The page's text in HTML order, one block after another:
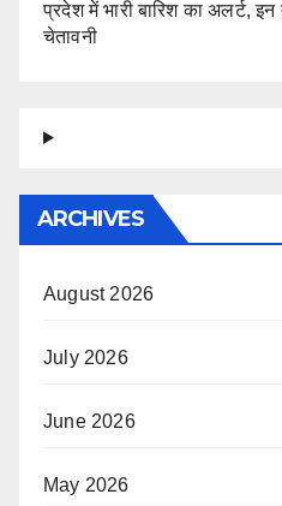
प्रदेश में भारी बारिश का अलर्ट,
चेतावनी
ARCHIVES
August 2026
July 2026
June 2026
May 2026